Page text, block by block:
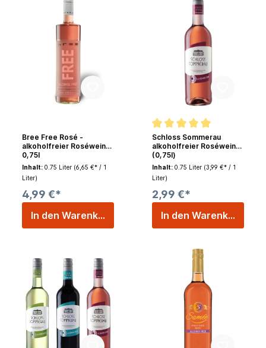
Bree Free Rosé -
alkoholfreier Roséwein
0,75l
Inhalt: 0.75 Liter (6,65 €* / 1
Liter)
4,99 €*
In den Warenkorb
Schloss Sommerau
alkoholfreier Roséwein
(0,75l)
Inhalt: 0.75 Liter (3,99 €* / 1
Liter)
2,99 €*
In den Warenkorb